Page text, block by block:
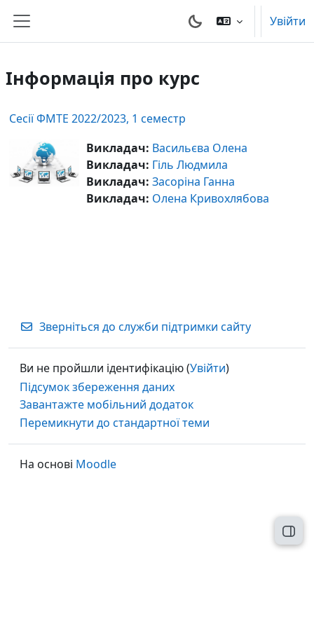
Бокова панель
Увійти
Інформація про курс
Сесії ФМТЕ 2022/2023, 1 семестр
Викладач: Васильєва Олена
Викладач: Гіль Людмила
Викладач: Засоріна Ганна
Викладач: Олена Кривохлябова
Зверніться до служби підтримки сайту
Ви не пройшли ідентифікацію (Увійти)
Підсумок збереження даних
Завантажте мобільний додаток
Перемикнути до стандартної теми
На основі Moodle